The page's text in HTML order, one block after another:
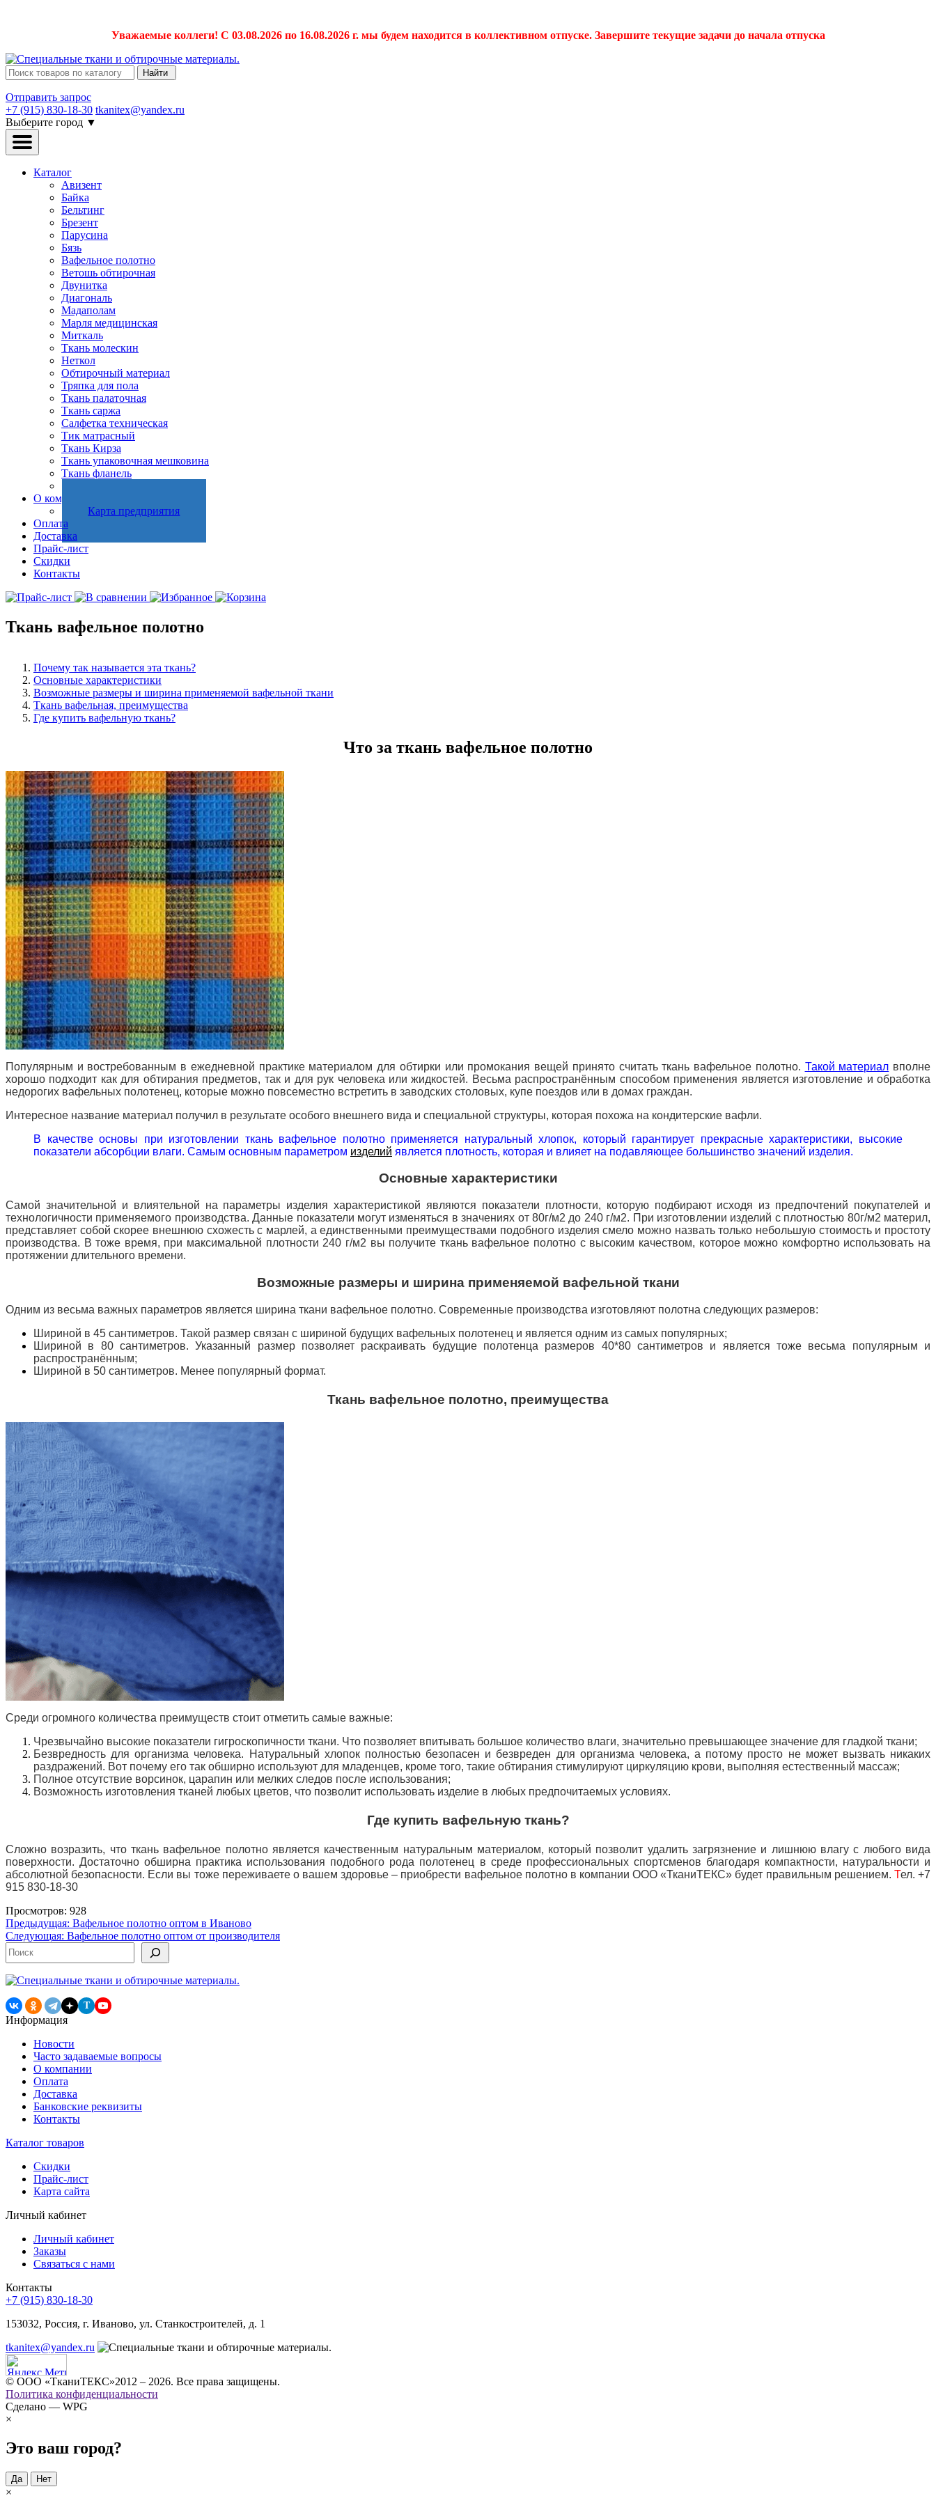
Уважаемые коллеги! С 03.08.2026 по 16.08.2026 г. мы будем находится в коллективном отпуске. Завершите текущие задачи до начала отпуска
Найти
Отправить запрос
+7 (915) 830-18-30 tkanitex@yandex.ru
Выберите город ▼
Каталог
Авизент
Байка
Бельтинг
Брезент
Парусина
Бязь
Вафельное полотно
Ветошь обтирочная
Двунитка
Диагональ
Мадаполам
Марля медицинская
Миткаль
Ткань молескин
Неткол
Обтирочный материал
Тряпка для пола
Ткань палаточная
Ткань саржа
Салфетка техническая
Тик матрасный
Ткань Кирза
Ткань упаковочная мешковина
Ткань фланель
О компании
Карта предприятия
Оплата
Доставка
Прайс-лист
Скидки
Контакты
Ткань вафельное полотно
Почему так называется эта ткань?
Основные характеристики
Возможные размеры и ширина применяемой вафельной ткани
Ткань вафельная, преимущества
Где купить вафельную ткань?
Что за ткань вафельное полотно
Популярным и востребованным в ежедневной практике материалом для обтирки или промокания вещей принято считать ткань вафельное полотно. Такой материал вполне
хорошо подходит как для обтирания предметов, так и для рук человека или жидкостей. Весьма распространённым способом применения является изготовление и обработка
недорогих вафельных полотенец, которые можно повсеместно встретить в заводских столовых, купе поездов или в домах граждан.
Интересное название материал получил в результате особого внешнего вида и специальной структуры, которая похожа на кондитерские вафли.
В качестве основы при изготовлении ткань вафельное полотно применяется натуральный хлопок, который гарантирует прекрасные характеристики, высокие
показатели абсорбции влаги. Самым основным параметром изделий является плотность, которая и влияет на подавляющее большинство значений изделия.
Основные характеристики
Самой значительной и влиятельной на параметры изделия характеристикой являются показатели плотности, которую подбирают исходя из предпочтений покупателей и
технологичности применяемого производства. Данные показатели могут изменяться в значениях от 80г/м2 до 240 г/м2. При изготовлении изделий с плотностью 80г/м2 материл,
представляет собой скорее внешнюю схожесть с марлей, а единственными преимуществами подобного изделия смело можно назвать только небольшую стоимость и простоту
производства. В тоже время, при максимальной плотности 240 г/м2 вы получите ткань вафельное полотно с высоким качеством, которое можно комфортно использовать на
протяжении длительного времени.
Возможные размеры и ширина применяемой вафельной ткани
Одним из весьма важных параметров является ширина ткани вафельное полотно. Современные производства изготовляют полотна следующих размеров:
Шириной в 45 сантиметров. Такой размер связан с шириной будущих вафельных полотенец и является одним из самых популярных;
Шириной в 80 сантиметров. Указанный размер позволяет раскраивать будущие полотенца размеров 40*80 сантиметров и является тоже весьма популярным и
распространённым;
Шириной в 50 сантиметров. Менее популярный формат.
Ткань вафельное полотно, преимущества
Среди огромного количества преимуществ стоит отметить самые важные:
Чрезвычайно высокие показатели гигроскопичности ткани. Что позволяет впитывать большое количество влаги, значительно превышающее значение для гладкой ткани;
Безвредность для организма человека. Натуральный хлопок полностью безопасен и безвреден для организма человека, а потому просто не может вызвать никаких
раздражений. Вот почему его так обширно используют для младенцев, кроме того, такие обтирания стимулируют циркуляцию крови, выполняя естественный массаж;
Полное отсутствие ворсинок, царапин или мелких следов после использования;
Возможность изготовления тканей любых цветов, что позволит использовать изделие в любых предпочитаемых условиях.
Где купить вафельную ткань?
Сложно возразить, что ткань вафельное полотно является качественным натуральным материалом, который позволит удалить загрязнение и лишнюю влагу с любого вида
поверхности. Достаточно обширна практика использования подобного рода полотенец в среде профессиональных спортсменов благодаря компактности, натуральности и
абсолютной безопасности. Если вы тоже переживаете о вашем здоровье – приобрести вафельное полотно в компании ООО «ТканиТЕКС» будет правильным решением. Тел. +7
915 830-18-30
Просмотров: 928
Навигация
по
записям
Предыдущая: Вафельное полотно оптом в Иваново
Следующая: Вафельное полотно оптом от производителя
Поиск
T
Информация
Новости
Часто задаваемые вопросы
О компании
Оплата
Доставка
Банковские реквизиты
Контакты
Каталог товаров
Скидки
Прайс-лист
Карта сайта
Личный кабинет
Личный кабинет
Заказы
Связаться с нами
Контакты
+7 (915) 830-18-30
153032, Россия, г. Иваново, ул. Станкостроителей, д. 1
tkanitex@yandex.ru
© ООО «ТканиТЕКС»2012 – 2026. Все права защищены.
Политика конфиденциальности
Сделано — WPG
×
Это ваш город?
Да Нет
×